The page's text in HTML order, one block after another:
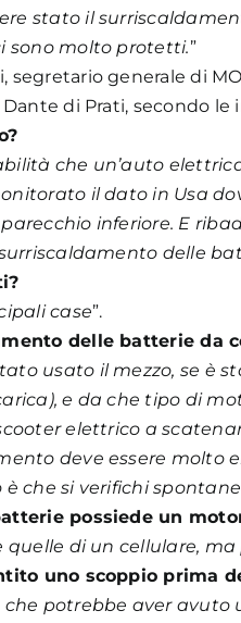
stato il
sono molto protetti.”
segretario generale di
di Prati, secondo le
che un’auto
il dato in Usa
inferiore. E
delle
case”.
delle batterie da
usato il mezzo, se è
e da che tipo di
elettrico a
deve essere molto
che si verifichi
possiede un
quelle di un cellulare,
uno scoppio prima
potrebbe aver avuto